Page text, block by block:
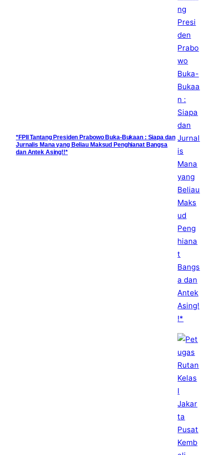
*FPII Tantang Presiden Prabowo Buka-Bukaan : Siapa dan
Jurnalis Mana yang Beliau Maksud Penghianat Bangsa
dan Antek Asing!!*